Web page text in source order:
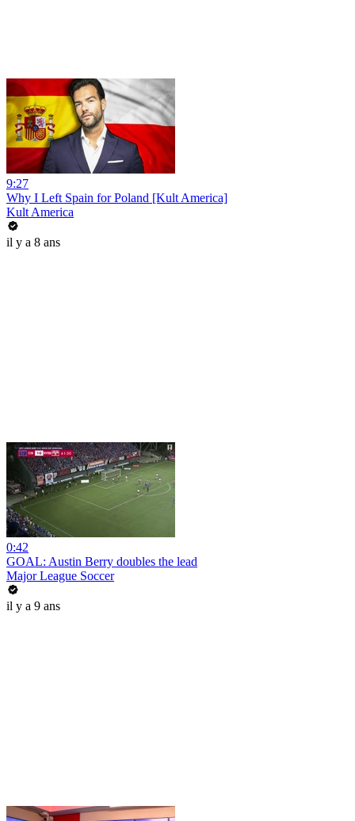
9:27
Why I Left Spain for Poland [Kult America]
Kult America
il y a 8 ans
0:42
GOAL: Austin Berry doubles the lead
Major League Soccer
il y a 9 ans